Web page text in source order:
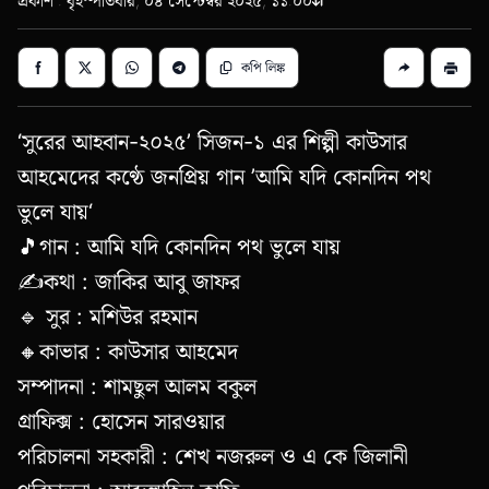
কপি লিঙ্ক
‘সুরের আহবান-২০২৫’ সিজন-১ এর শিল্পী কাউসার
আহমেদের কণ্ঠে জনপ্রিয় গান ’আমি যদি কোনদিন পথ
ভুলে যায়‘
🎵গান : আমি যদি কোনদিন পথ ভুলে যায়
✍কথা : জাকির আবু জাফর
🔹 সুর : মশিউর রহমান
🔸কাভার : কাউসার আহমেদ
সম্পাদনা : শামছুল আলম বকুল
গ্রাফিক্স : হোসেন সারওয়ার
পরিচালনা সহকারী : শেখ নজরুল ও এ কে জিলানী